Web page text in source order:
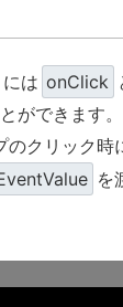
は onClick
ができます。
のクリック時
を